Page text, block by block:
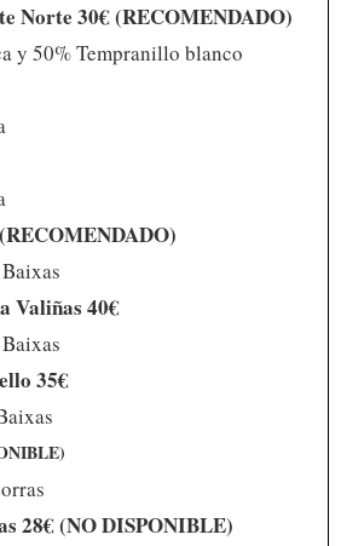
Norte 30€ (RECOMENDADO)
y 50% Tempranillo blanco
Valiñas 40€
35€
28€ (NO DISPONIBLE)